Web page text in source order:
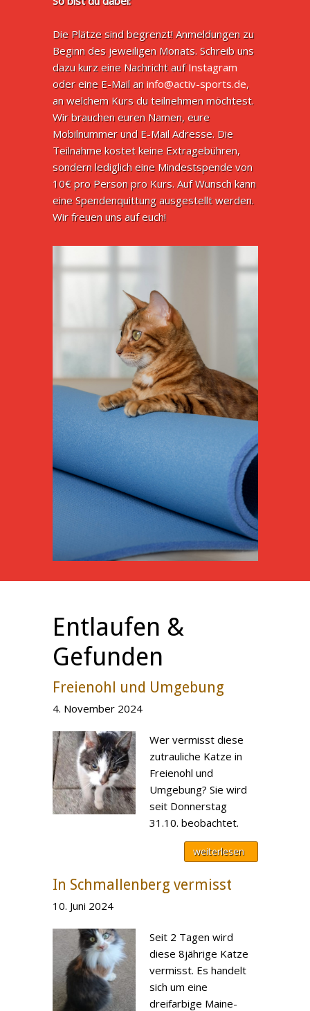
Die Plätze sind begrenzt! Anmeldungen zu
Beginn des jeweiligen Monats. Schreib uns
dazu kurz eine Nachricht aufInstagram
oder eine E-Mail aninfo@activ-sports.de,
an welchem Kurs du teilnehmen möchtest.
Wir brauchen euren Namen, eure
Mobilnummer und E-Mail Adresse. Die
Teilnahme kostet keine Extragebühren,
sondern lediglich eine Mindestspende von
10€ pro Person pro Kurs. Auf Wunsch kann
eine Spendenquittung ausgestellt werden.
Wir freuen uns auf euch!
Entlaufen &
Gefunden
Freienohl und Umgebung
4. November 2024
Wer vermisst diese
zutrauliche Katze in
Freienohl und
Umgebung? Sie wird
seit Donnerstag
31.10. beobachtet.
weiterlesen
In Schmallenberg vermisst
10. Juni 2024
Seit 2 Tagen wird
diese 8jährige Katze
vermisst. Es handelt
sich um eine
dreifarbige Maine-